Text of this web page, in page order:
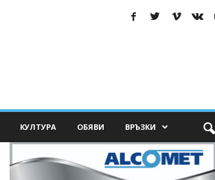
КУЛТУРА ОБЯВИ ВРЪЗКИ